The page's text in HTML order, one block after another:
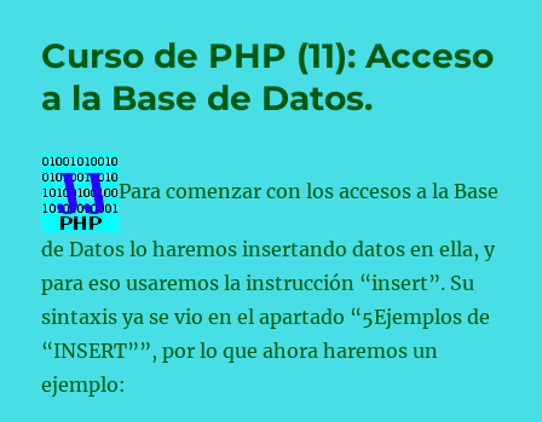
(12):
Final.
Curso de PHP (11): Acceso
a la Base de Datos.
Para comenzar con los accesos a la Base
de Datos lo haremos insertando datos en ella, y
para eso usaremos la instrucción “insert”. Su
sintaxis ya se vio en el apartado “5Ejemplos de
“INSERT””, por lo que ahora haremos un
ejemplo: